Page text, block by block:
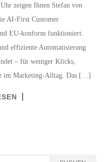
zeigen Ihnen Stefan von
AI-First Customer
EU-konform funktioniert.
effiziente Automatisierung
– für weniger Klicks,
im Marketing-Alltag. Das […]